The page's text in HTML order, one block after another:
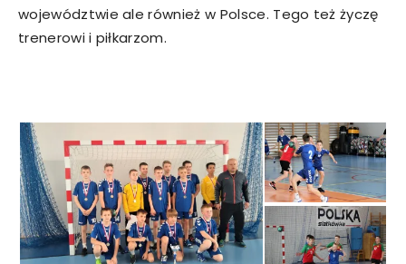
województwie ale również w Polsce. Tego też życzę
trenerowi i piłkarzom.